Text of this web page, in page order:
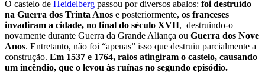
O castelo de Heidelberg passou por diversos abalos: foi destruído
na Guerra dos Trinta Anos e posteriormente, os franceses
invadiram a cidade, no final do século XVII, destruindo-o
novamente durante Guerra da Grande Aliança ou Guerra dos Nove
Anos. Entretanto, não foi “apenas” isso que destruiu parcialmente a
construção. Em 1537 e 1764, raios atingiram o castelo, causando
um incêndio, que o levou às ruínas no segundo episódio.